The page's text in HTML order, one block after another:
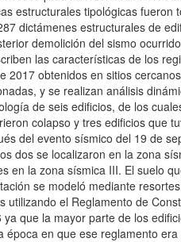
estructurales tipológicas fueron
dictámenes estructurales de
demolición del sismo
las características de los
2017 obtenidos en sitios
y se realizan análisis
de seis edificios, de los
colapso y tres edificios que
del evento sísmico del 19 de
dos se localizaron en la zona
en la zona sísmica III. El suelo
se modeló mediante
utilizando el Reglamento de
ya que la mayor parte de los
época en que ese reglamento